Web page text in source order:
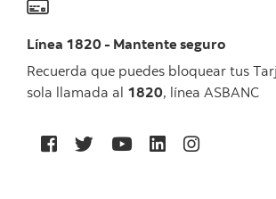
Línea 1820 - Mantente seguro
Recuerda que puedes bloquear tus
sola llamada al 1820, línea ASBANC